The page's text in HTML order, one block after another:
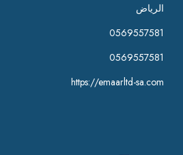
الرياض
0569557581
0569557581
https://emaarltd-sa.com